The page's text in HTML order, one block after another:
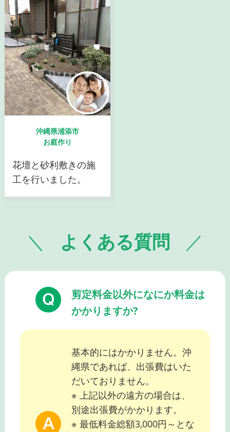
沖縄県浦添市
お庭作り
花壇と砂利敷きの施
工を行いました。
よくある質問
剪定料金以外になにか料金は
かかりますか?
基本的にはかかりません。沖
縄県であれば、出張費はいた
だいておりません。
※ 上記以外の遠方の場合は、
別途出張費がかかります。
※ 最低料金総額3,000円～とな